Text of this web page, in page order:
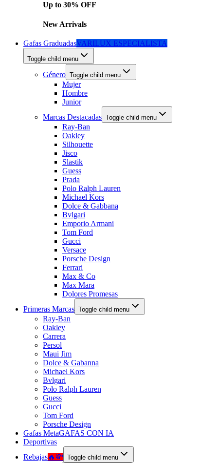
Up to 30% OFF
New Arrivals
Gafas GraduadasVARILUX ESPECIALISTA
Toggle child menu
Género Toggle child menu
Mujer
Hombre
Junior
Marcas Destacadas Toggle child menu
Ray-Ban
Oakley
Silhouette
Jisco
Slastik
Guess
Prada
Polo Ralph Lauren
Michael Kors
Dolce & Gabbana
Bvlgari
Emporio Armani
Tom Ford
Gucci
Versace
Porsche Design
Ferrari
Max & Co
Max Mara
Dolores Promesas
Primeras Marcas Toggle child menu
Ray-Ban
Oakley
Carrera
Persol
Maui Jim
Dolce & Gabanna
Michael Kors
Bvlgari
Polo Ralph Lauren
Guess
Gucci
Tom Ford
Porsche Design
Gafas MetaGAFAS CON IA
Deportivas
Rebajas🔥💸 Toggle child menu